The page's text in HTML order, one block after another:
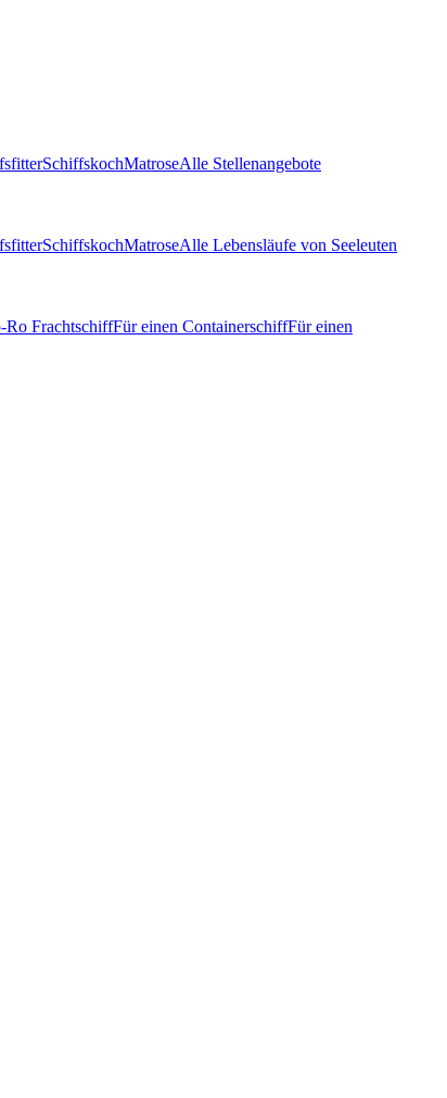
SchiffskochMatroseAlle Stellenangebote
SchiffskochMatroseAlle Lebensläufe von Seeleuten
Ro FrachtschiffFür einen ContainerschiffFür einen